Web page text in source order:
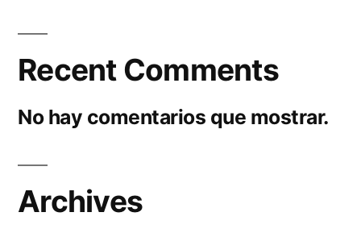
Recent Comments
No hay comentarios que mostrar.
Archives